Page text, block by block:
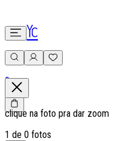
0
clique na foto pra dar zoom
1 de 0 fotos